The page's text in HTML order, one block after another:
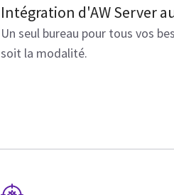
Intégration d'AW Server
Un seul bureau pour tous vos
soit la modalité.